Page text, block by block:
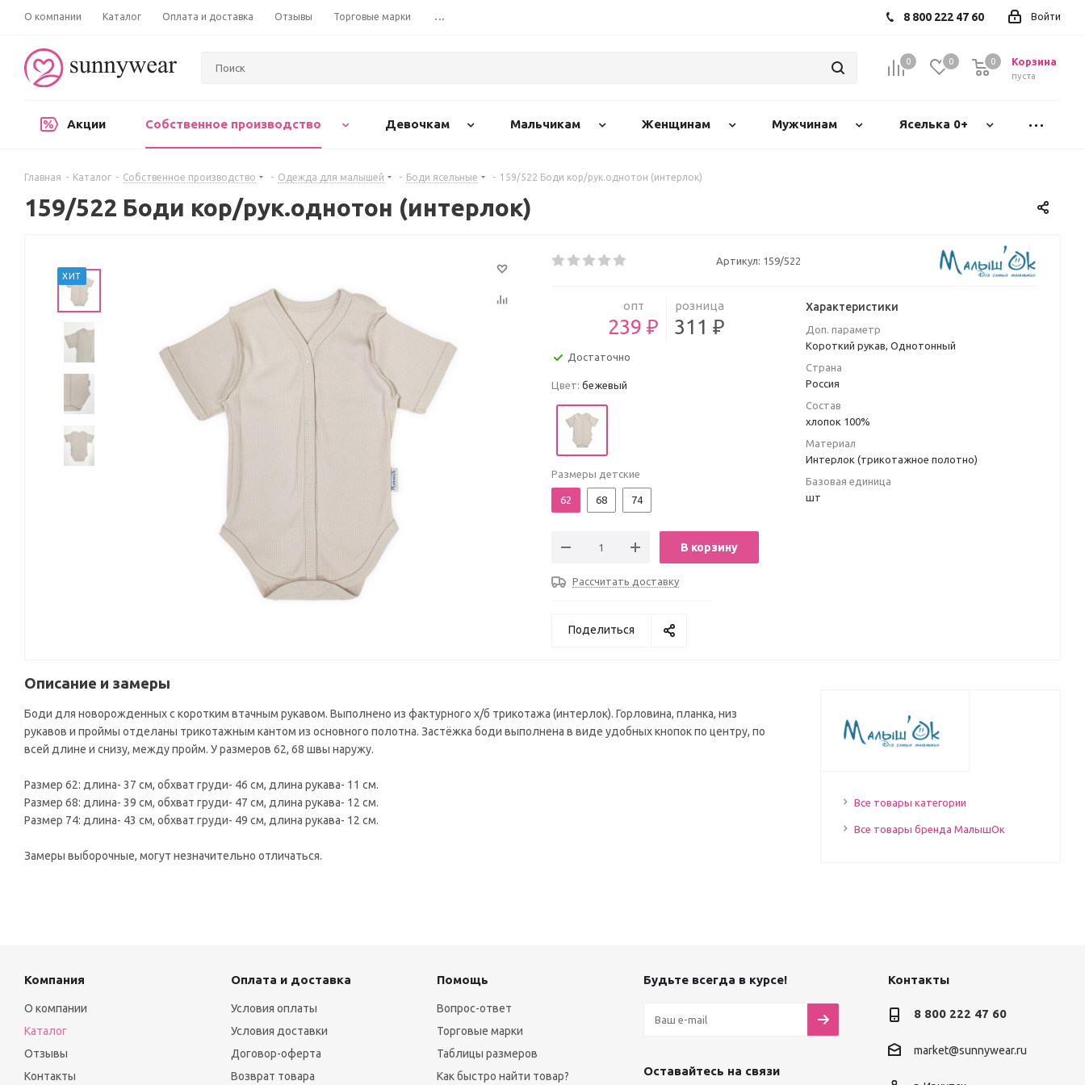
О компании Каталог Оплата и доставка Отзывы Торговые марки ... Войти
8 800 222 47 60
0 0 Корзина
пуста
0
Акции Собственное производство Девочкам Мальчикам Женщинам Мужчинам Яселька 0+
Главная - Каталог - Собственное производство - Одежда для малышей - Боди ясельные - 159/522 Боди кор/рук.однотон (интерлок)
159/522 Боди кор/рук.однотон (интерлок)
ХИТ
Артикул: 159/522
опт
239 ₽
розница
311 ₽
Достаточно
Цвет: бежевый
Размеры детские
62 68 74
В корзину
Рассчитать доставку
Характеристики
Доп. параметр
Короткий рукав, Однотонный
Страна
Россия
Состав
хлопок 100%
Материал
Интерлок (трикотажное полотно)
Базовая единица
шт
Поделиться
Описание и замеры
Боди для новорожденных с коротким втачным рукавом. Выполнено из фактурного х/б трикотажа (интерлок). Горловина, планка, низ
рукавов и проймы отделаны трикотажным кантом из основного полотна. Застёжка боди выполнена в виде удобных кнопок по центру, по
всей длине и снизу, между пройм. У размеров 62, 68 швы наружу.
Размер 62: длина- 37 см, обхват груди- 46 см, длина рукава- 11 см.
Размер 68: длина- 39 см, обхват груди- 47 см, длина рукава- 12 см.
Размер 74: длина- 43 см, обхват груди- 49 см, длина рукава- 12 см.
Замеры выборочные, могут незначительно отличаться.
Все товары категории
Все товары бренда МалышОк
Компания
О компании
Каталог
Отзывы
Контакты
Оплата и доставка
Условия оплаты
Условия доставки
Договор-оферта
Возврат товара
Помощь
Вопрос-ответ
Торговые марки
Таблицы размеров
Как быстро найти товар?
Будьте всегда в курсе!
Оставайтесь на связи
Контакты
8 800 222 47 60
market@sunnywear.ru